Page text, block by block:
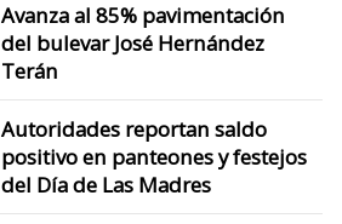
Avanza al 85% pavimentación
del bulevar José Hernández
Terán
Autoridades reportan saldo
positivo en panteones y festejos
del Día de Las Madres